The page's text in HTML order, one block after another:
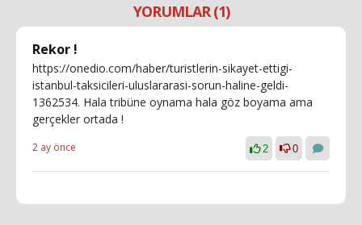
YORUMLAR (1)
Rekor !
https://onedio.com/haber/turistlerin-sikayet-ettigi-
istanbul-taksicileri-uluslararasi-sorun-haline-geldi-
1362534. Hala tribüne oynama hala göz boyama ama
gerçekler ortada !
2 ay önce 2 0